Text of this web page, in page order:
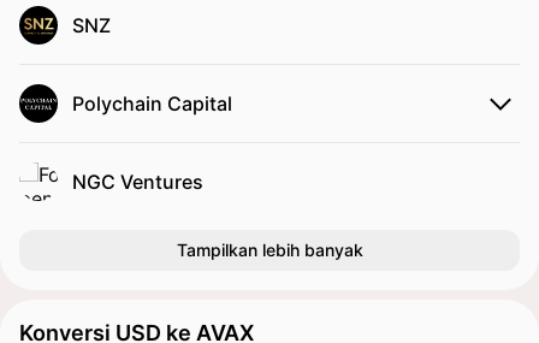
SNZ
Polychain Capital
NGC Ventures
Tampilkan lebih banyak
Konversi USD ke AVAX